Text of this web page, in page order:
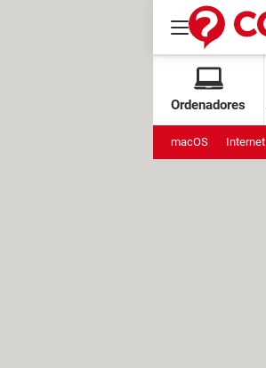
Ordenadores
macOS Internet